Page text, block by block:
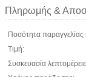
Πληρωμής &
Ποσότητα παραγγελίας
Τιμή:
Συσκευασία